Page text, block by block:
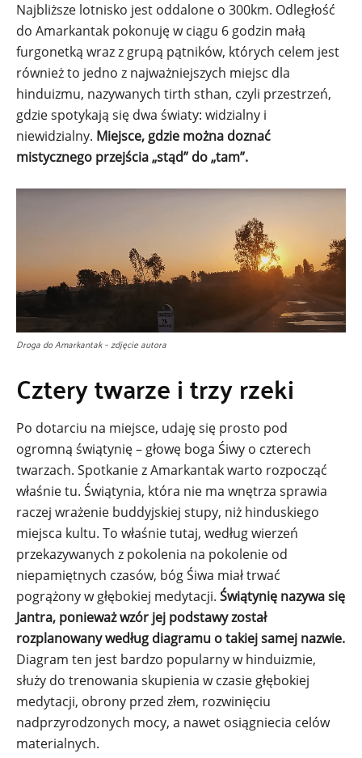
Najbliższe lotnisko jest oddalone o 300km. Odległość
do Amarkantak pokonuję w ciągu 6 godzin małą
furgonetką wraz z grupą pątników, których celem jest
również to jedno z najważniejszych miejsc dla
hinduizmu, nazywanych tirth sthan, czyli przestrzeń,
gdzie spotykają się dwa światy: widzialny i
niewidzialny. Miejsce, gdzie można doznać
mistycznego przejścia „stąd” do „tam”.
Droga do Amarkantak – zdjęcie autora
Cztery twarze i trzy rzeki
Po dotarciu na miejsce, udaję się prosto pod
ogromną świątynię – głowę boga Śiwy o czterech
twarzach. Spotkanie z Amarkantak warto rozpocząć
właśnie tu. Świątynia, która nie ma wnętrza sprawia
raczej wrażenie buddyjskiej stupy, niż hinduskiego
miejsca kultu. To właśnie tutaj, według wierzeń
przekazywanych z pokolenia na pokolenie od
niepamiętnych czasów, bóg Śiwa miał trwać
pogrążony w głębokiej medytacji. Świątynię nazywa się
Jantra, ponieważ wzór jej podstawy został
rozplanowany według diagramu o takiej samej nazwie.
Diagram ten jest bardzo popularny w hinduizmie,
służy do trenowania skupienia w czasie głębokiej
medytacji, obrony przed złem, rozwinięciu
nadprzyrodzonych mocy, a nawet osiągniecia celów
materialnych.